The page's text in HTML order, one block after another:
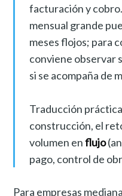
facturación y cobro.
mensual grande
meses flojos; para
conviene observar
si se acompaña de
Traducción
construcción, el
volumen enflujo
pago, control de
Para empresas